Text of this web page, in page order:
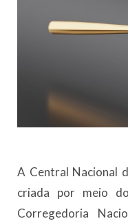
A Central Nacional
criada por meio
Corregedoria